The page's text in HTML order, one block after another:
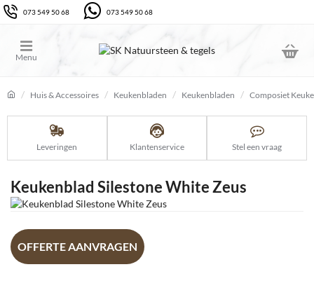
073 549 50 68 073 549 50 68
Huis & Accessoires Keukenbladen Keukenbladen Composiet
Leveringen Klantenservice Stel een vraag
Keukenblad Silestone White Zeus
OFFERTE AANVRAGEN